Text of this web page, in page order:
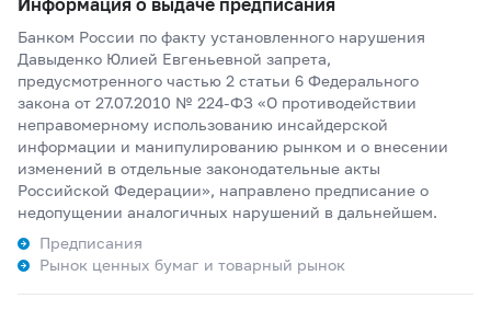
Банком России по факту установленного нарушения
Давыденко Юлией Евгеньевной запрета,
предусмотренного частью 2 статьи 6 Федерального
закона от 27.07.2010 № 224-ФЗ «О противодействии
неправомерному использованию инсайдерской
информации и манипулированию рынком и о внесении
изменений в отдельные законодательные акты
Российской Федерации», направлено предписание о
недопущении аналогичных нарушений в дальнейшем.
Предписания
Рынок ценных бумаг и товарный рынок